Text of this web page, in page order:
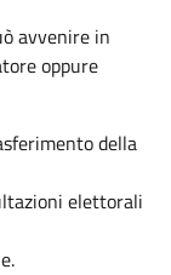
avvenire in
oppure
della
elettorali